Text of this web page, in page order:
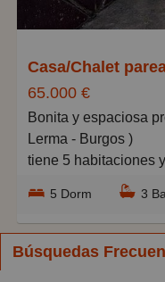
65.000 €
Bonita y espaciosa propiedad en Quintanilla de Agua (
Lerma - Burgos )
tiene 5 habitaciones
en tres plantas
Amplio salon
Plaza de garaje
5 Dorm 3
Búsquedas